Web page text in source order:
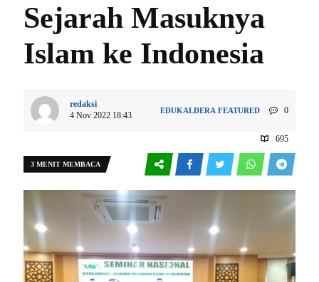
Sejarah Masuknya
Islam ke Indonesia
redaksi
4 Nov 2022 18:43
EDUKALDERA FEATURED 0
695
3 MENIT MEMBACA